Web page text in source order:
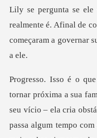
Lily se pergunta se ele
realmente é. Afinal de
seu vício – ela cria
passa algum tempo